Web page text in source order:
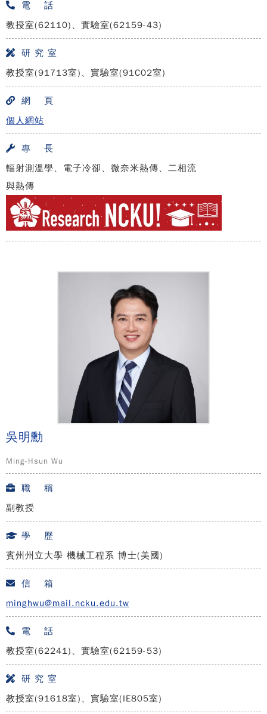
電 話
教授室(62110)、實驗室(62159-43)
研 究 室
教授室(91713室)、實驗室(91C02室)
網 頁
個人網站
專 長
輻射測溫學、電子冷卻、微奈米熱傳、二相流
與熱傳
吳明勳
Ming-Hsun Wu
職 稱
副教授
學 歷
賓州州立大學 機械工程系 博士(美國)
信 箱
minghwu@mail.ncku.edu.tw
電 話
教授室(62241)、實驗室(62159-53)
研 究 室
教授室(91618室)、實驗室(IE805室)